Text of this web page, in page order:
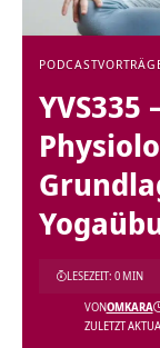
PODCAST
ZULETZT
VONOMKARA
LESEZEIT: 0 MIN